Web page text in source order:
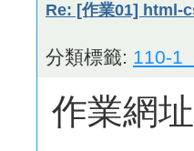
Re: [作業01] html-
分類標籤: 110-1
作業網